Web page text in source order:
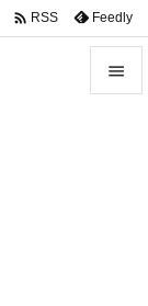

 RSS Feedly